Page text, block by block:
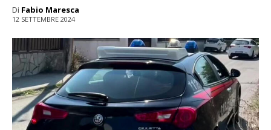
Di Fabio Maresca
12 SETTEMBRE 2024